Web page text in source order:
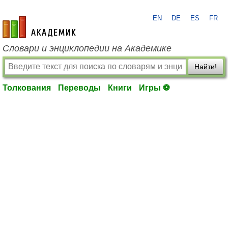
academic.ru
EN DE ES FR
Словари и энциклопедии на Академике
Найти!
Толкования Переводы Книги Игры ⚽